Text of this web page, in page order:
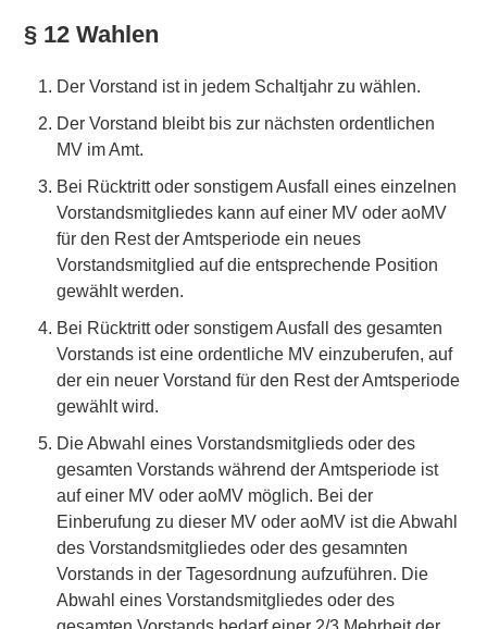
§ 12 Wahlen
Der Vorstand ist in jedem Schaltjahr zu wählen.
Der Vorstand bleibt bis zur nächsten ordentlichen
MV im Amt.
Bei Rücktritt oder sonstigem Ausfall eines einzelnen
Vorstandsmitgliedes kann auf einer MV oder aoMV
für den Rest der Amtsperiode ein neues
Vorstandsmitglied auf die entsprechende Position
gewählt werden.
Bei Rücktritt oder sonstigem Ausfall des gesamten
Vorstands ist eine ordentliche MV einzuberufen, auf
der ein neuer Vorstand für den Rest der Amtsperiode
gewählt wird.
Die Abwahl eines Vorstandsmitglieds oder des
gesamten Vorstands während der Amtsperiode ist
auf einer MV oder aoMV möglich. Bei der
Einberufung zu dieser MV oder aoMV ist die Abwahl
des Vorstandsmitgliedes oder des gesamnten
Vorstands in der Tagesordnung aufzuführen. Die
Abwahl eines Vorstandsmitgliedes oder des